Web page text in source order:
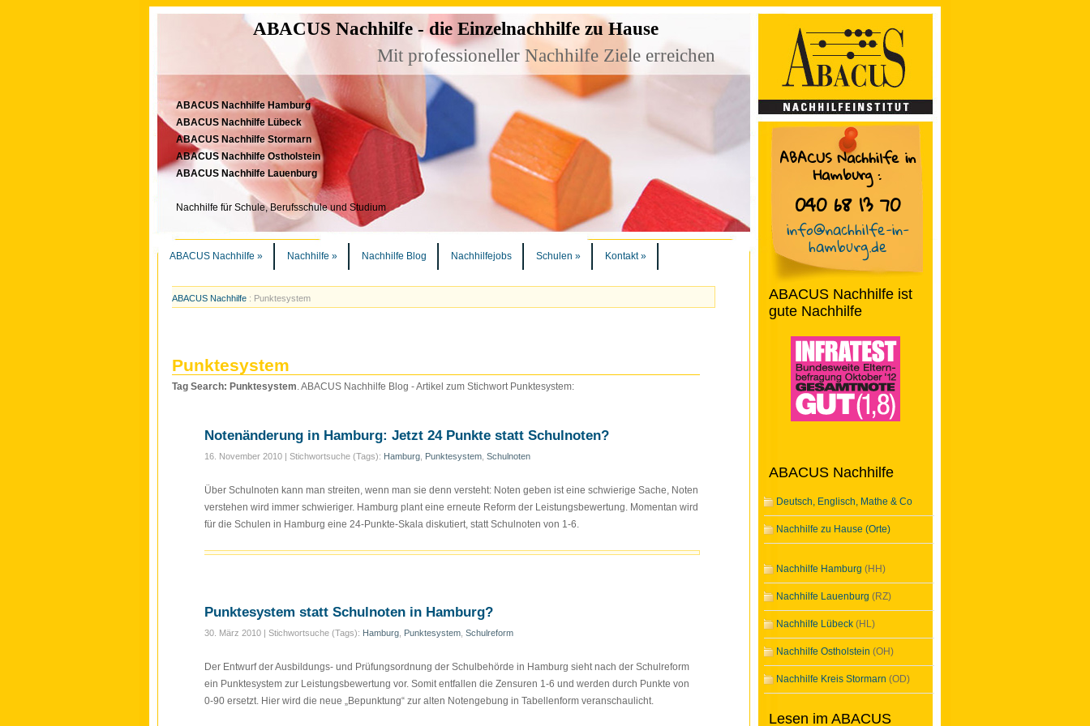
ABACUS Nachhilfe in
Hamburg:
040 68 13 70
info@nachhilfe-in-
hamburg.de
ABACUS Nachhilfe - die Einzelnachhilfe zu Hause
Mit professioneller Nachhilfe Ziele erreichen
ABACUS Nachhilfe Hamburg
ABACUS Nachhilfe Lübeck
ABACUS Nachhilfe Stormarn
ABACUS Nachhilfe Ostholstein
ABACUS Nachhilfe Lauenburg
Nachhilfe für Schule, Berufsschule und Studium
ABACUS Nachhilfe » Nachhilfe » Nachhilfe Blog Nachhilfejobs Schulen » Kontakt»
ABACUS Nachhilfe : Punktesystem
Punktesystem
Tag Search: Punktesystem. ABACUS Nachhilfe Blog - Artikel zum Stichwort Punktesystem:
Notenänderung in Hamburg: Jetzt 24 Punkte statt Schulnoten?
16. November 2010 | Stichwortsuche (Tags): Hamburg Punktesystem Schulnoten
Über Schulnoten kann man streiten, wenn man sie denn versteht: Noten geben ist eine schwierige Sache, Noten
verstehen wird immer schwieriger. Hamburg plant eine erneute Reform der Leistungsbewertung. Momentan wird
für die Schulen in Hamburg eine 24-Punkte-Skala diskutiert, statt Schulnoten von 1-6.
Punktesystem statt Schulnoten in Hamburg?
30. März 2010 | Stichwortsuche (Tags): Hamburg Punktesystem Schulreform
Der Entwurf der Ausbildungs- und Prüfungsordnung der Schulbehörde in Hamburg sieht nach der Schulreform
ein Punktesystem zur Leistungsbewertung vor. Somit entfallen die Zensuren 1-6 und werden durch Punkte von
0-90 ersetzt. Hier wird die neue „Bepunktung“ zur alten Notengebung in Tabellenform veranschaulicht.
ABACUS Nachhilfe ist
gute Nachhilfe
ABACUS Nachhilfe
Deutsch, Englisch, Mathe & Co
Nachhilfe zu Hause (Orte)
Nachhilfe Hamburg (HH)
Nachhilfe Lauenburg (RZ)
Nachhilfe Lübeck (HL)
Nachhilfe Ostholstein (OH)
Nachhilfe Kreis Stormarn (OD)
Lesen im ABACUS